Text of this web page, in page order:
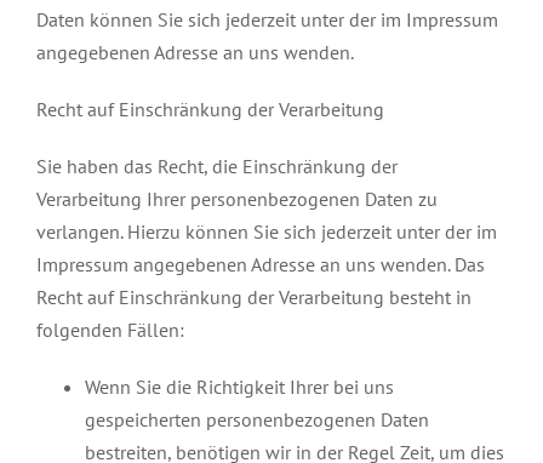
Daten können Sie sich jederzeit unter der im Impressum
angegebenen Adresse an uns wenden.
Recht auf Einschränkung der Verarbeitung
Sie haben das Recht, die Einschränkung der
Verarbeitung Ihrer personenbezogenen Daten zu
verlangen. Hierzu können Sie sich jederzeit unter der im
Impressum angegebenen Adresse an uns wenden. Das
Recht auf Einschränkung der Verarbeitung besteht in
folgenden Fällen:
Wenn Sie die Richtigkeit Ihrer bei uns
gespeicherten personenbezogenen Daten
bestreiten, benötigen wir in der Regel Zeit, um dies